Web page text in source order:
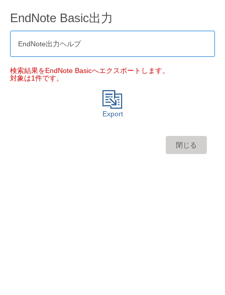
EndNote Basic出力
EndNote出力ヘルプ
検索結果をEndNote Basicへエクスポートします。
対象は1件です。
Export